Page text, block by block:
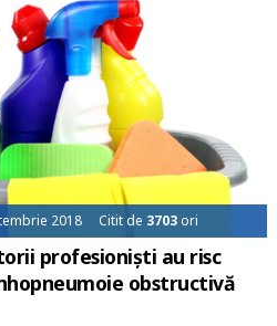
2018 Citit de 3703 ori
profesioniști au risc
obstructivă